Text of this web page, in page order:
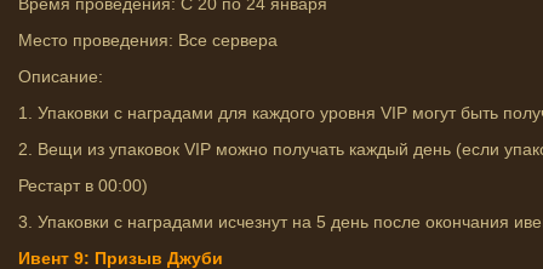
Место проведения: Все сервера
Описание:
1. Упаковки с наградами для каждого уровня VIP могут быть
2. Вещи из упаковок VIP можно получать каждый день (если
Рестарт в 00:00)
3. Упаковки с наградами исчезнут на 5 день после окончания
Ивент 9: Призыв Джуби